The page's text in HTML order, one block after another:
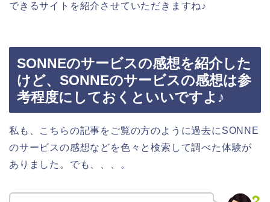
できるサイトを紹介させていただきますね♪
SONNEのサービスの感想を紹介した
けど、SONNEのサービスの感想は参
考程度にしておくといいですよ♪
私も、こちらの記事をご覧の方のように過去にSONNE
のサービスの感想などを色々と検索して調べた体験が
ありました。でも、、、。